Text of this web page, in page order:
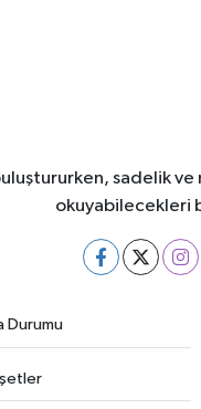
sadelik
okuyabilecekleri
Durumu